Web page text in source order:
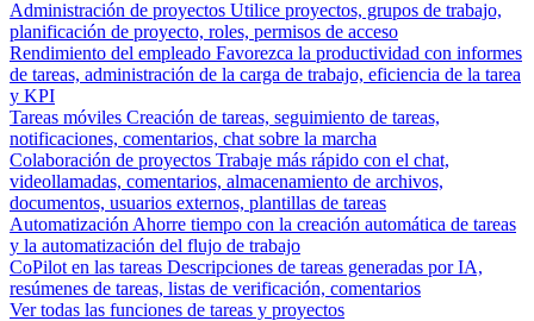
Administración de proyectos Utilice proyectos, grupos de trabajo,
planificación de proyecto, roles, permisos de acceso
Rendimiento del empleado Favorezca la productividad con informes
de tareas, administración de la carga de trabajo, eficiencia de la tarea
y KPI
Tareas móviles Creación de tareas, seguimiento de tareas,
notificaciones, comentarios, chat sobre la marcha
Colaboración de proyectos Trabaje más rápido con el chat,
videollamadas, comentarios, almacenamiento de archivos,
documentos, usuarios externos, plantillas de tareas
Automatización Ahorre tiempo con la creación automática de tareas
y la automatización del flujo de trabajo
CoPilot en las tareas Descripciones de tareas generadas por IA,
resúmenes de tareas, listas de verificación, comentarios
Ver todas las funciones de tareas y proyectos